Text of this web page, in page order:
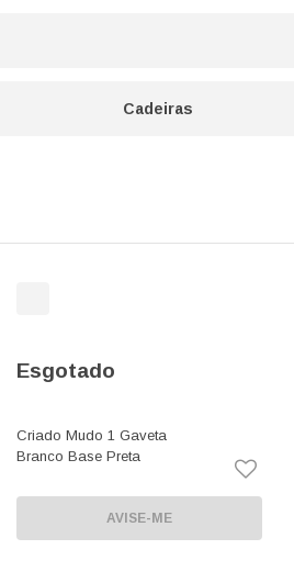
Cadeiras
Esgotado
Criado Mudo 1 Gaveta
Branco Base Preta
AVISE-ME